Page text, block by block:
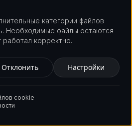
как мы можем помочь
результатов.
с нами
категории файлов
Необходимые файлы остаются
корректно.
Отклонить Настройки
cookie